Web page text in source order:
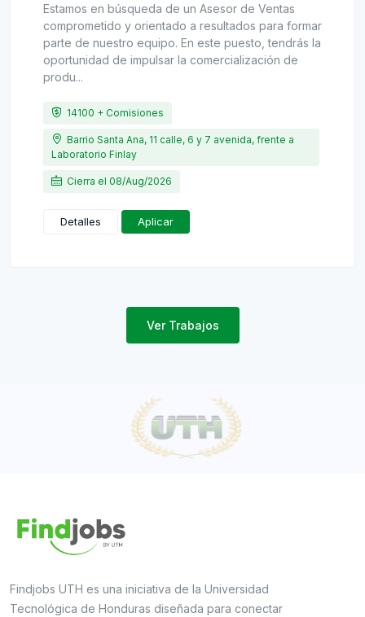
Estamos en búsqueda de un Asesor de Ventas
comprometido y orientado a resultados para formar
parte de nuestro equipo. En este puesto, tendrás la
oportunidad de impulsar la comercialización de
produ...
14100 + Comisiones
Barrio Santa Ana, 11 calle, 6 y 7 avenida, frente a
Laboratorio Finlay
Cierra el 08/Aug/2026
Detalles Aplicar
Ver Trabajos
Findjobs UTH es una iniciativa de la Universidad
Tecnológica de Honduras diseñada para conectar